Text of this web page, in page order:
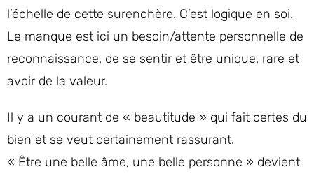
l’échelle de cette surenchère. C’est logique en soi.
Le manque est ici un besoin/attente personnelle de
reconnaissance, de se sentir et être unique, rare et
avoir de la valeur.
Il y a un courant de « beautitude » qui fait certes du
bien et se veut certainement rassurant.
« Être une belle âme, une belle personne » devient